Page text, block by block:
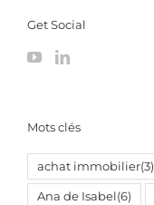
Get Social
Mots clés
achat immobilier(3)
Ana de Isabel (6)